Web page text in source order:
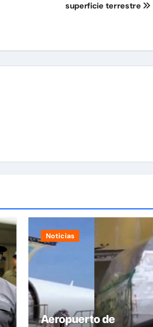
superficie terrestre
Noticias
Aeropuerto de